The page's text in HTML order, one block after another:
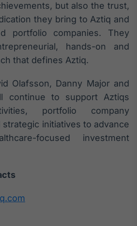
Broadcast
Ticker
Cotações e
headlines de
notícias
Broadcast
Widgets
Componentes
para conteúdos e
funcionalidades
but also the trust,
they bring to Aztiq and
portfolio companies. They
hands-on and
that defines Aztiq.
Olafsson, Danny Major and
continue to support Aztiqs
portfolio company
initiatives to advance
focused investment